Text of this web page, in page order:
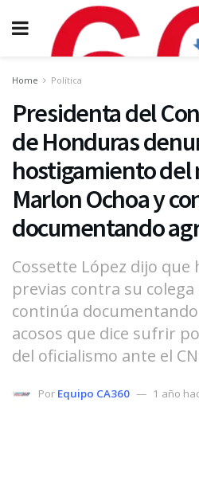
Home Política
Presidenta del
de Honduras
hostigamiento del
Marlon Ochoa y
documentando
Cossette López dijo que
previas contra su
continúa
acosos que dice sufrir
del oficialismo ante el
Por Equipo CA360 1 año